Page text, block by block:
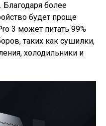
более
будет проще
3 может питать 99%
таких как сушилки,
холодильники и